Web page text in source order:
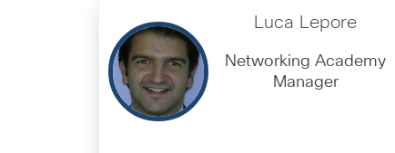
Luca Lepore
Networking Academy
Manager